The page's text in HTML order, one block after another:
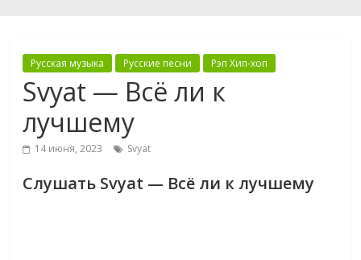
Русская музыка Русские песни Рэп Хип-хоп
Svyat — Всё ли к
лучшему
14 июня, 2023 Svyat
Слушать Svyat — Всё ли к лучшему